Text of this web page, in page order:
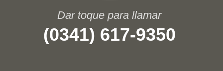
(0341) 617-9350